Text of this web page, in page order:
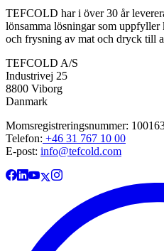
TEFCOLD har i över 30 år
lönsamma lösningar som
och frysning av mat och dryck till
TEFCOLD A/S
Industrivej 25
8800 Viborg
Danmark
Momsregistreringsnummer:
Telefon: +46 31 767 10 00
E-post: info@tefcold.com